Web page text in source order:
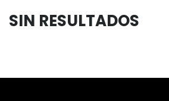
SIN RESULTADOS